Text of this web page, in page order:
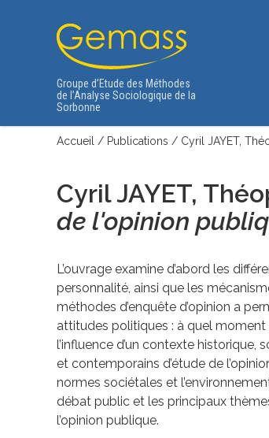
Groupe d’Etude des Méthodes
de l’Analyse Sociologique de la
Sorbonne
Accueil / Publications / Cyril JAYET,
Cyril JAYET,
de l'opinion
L’ouvrage examine d’abord les
personnalité, ainsi que les
méthodes d’enquête d’opinion a
attitudes politiques : à quel
l’influence d’un contexte
et contemporains d’étude de
normes sociétales et
débat public et les principaux
l’opinion publique.